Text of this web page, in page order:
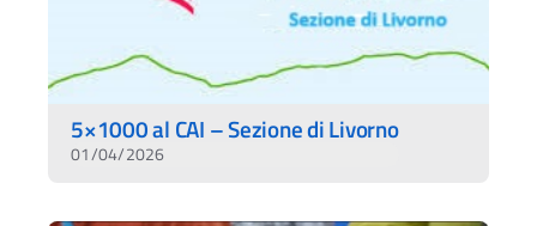
5×1000 al CAI – Sezione di Livorno
01/04/2026